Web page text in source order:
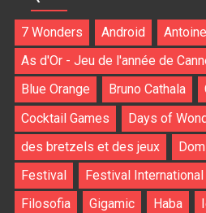
7 Wonders Android
As d'Or - Jeu de l'année de
Blue Orange
Bruno Cathala
Cocktail Games
Days of
des bretzels et des jeux
Festival
Festival
Filosofia
Gigamic Haba